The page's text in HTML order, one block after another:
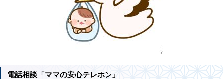
電話相談「ママの安心テレホン」